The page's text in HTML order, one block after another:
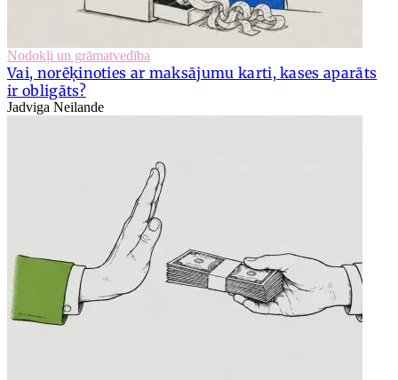
Nodokļi un grāmatvedība
Vai, norēķinoties ar maksājumu karti, kases aparāts
ir obligāts?
Jadviga Neilande